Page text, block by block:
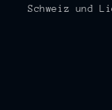
Schweiz und